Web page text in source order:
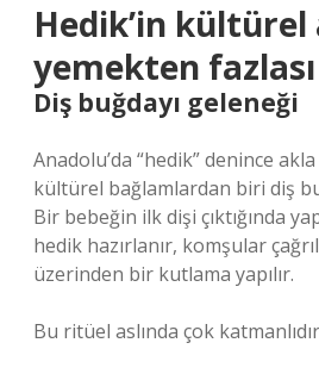
Hedik’in kültürel
yemekten fazlası
Diş buğdayı geleneği
Anadolu’da “hedik” denince
kültürel bağlamlardan biri diş
Bir bebeğin ilk dişi çıktığında
hedik hazırlanır, komşular
üzerinden bir kutlama yapılır.
Bu ritüel aslında çok